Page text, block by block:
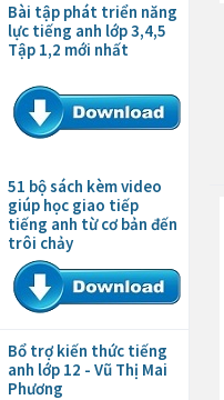
Bài tập phát triển năng
lực tiếng anh lớp 3,4,5
Tập 1,2 mới nhất
51 bộ sách kèm video
giúp học giao tiếp
tiếng anh từ cơ bản đến
trôi chảy
Bổ trợ kiến thức tiếng
anh lớp 12 - Vũ Thị Mai
Phương